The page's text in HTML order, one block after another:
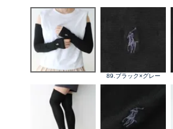
89.ブラック×グレー